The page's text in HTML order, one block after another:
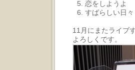
恋をしようよ
すばらしい日々
11月にまたライブ
よろしくです。